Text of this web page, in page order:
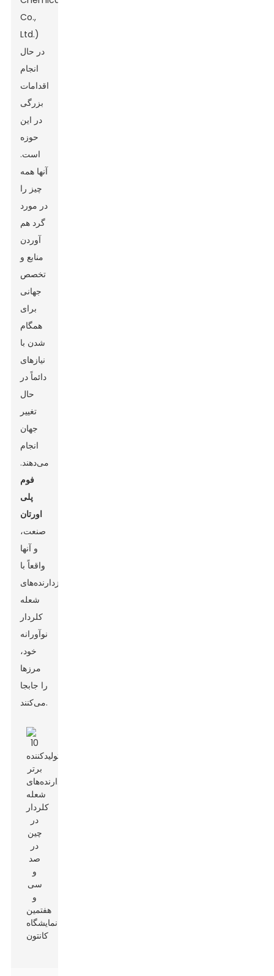
Co.,
Ltd.)
در حال
انجام
اقدامات
بزرگی
در این
حوزه
است.
آنها همه
چیز را
در مورد
گرد هم
آوردن
منابع و
تخصص
جهانی
برای
همگام
شدن با
نیازهای
دائماً در
حال
تغییر
جهان
انجام
می‌دهند.
فوم
پلی
اورتان
صنعت،
و آنها
واقعاً با
بازدارنده‌های
شعله
کلردار
نوآورانه
خود،
مرزها
را جابجا
می‌کنند.